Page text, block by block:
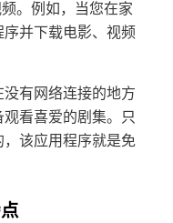
。例如，当您在家
并下载电影、视频
有网络连接的地方
看喜爱的剧集。只
该应用程序就是免